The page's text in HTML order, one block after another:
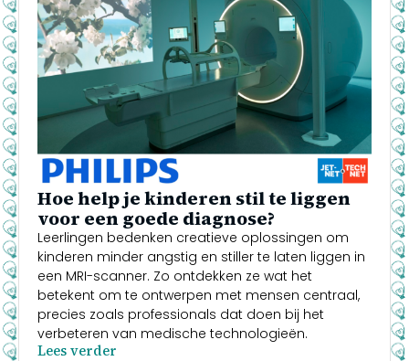
Hoe help je kinderen stil te liggen
voor een goede diagnose?
Leerlingen bedenken creatieve oplossingen om
kinderen minder angstig en stiller te laten liggen in
een MRI-scanner. Zo ontdekken ze wat het
betekent om te ontwerpen met mensen centraal,
precies zoals professionals dat doen bij het
verbeteren van medische technologieën.
Lees verder